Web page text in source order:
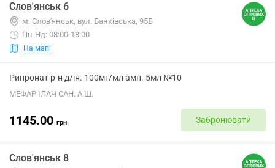
Слов'янськ 6
м. Слов'янськ, вул. Банківська, 95Б
Пн-Нд: 08:00-18:00
На мапі
Рипронат р-н д/ін. 100мг/мл амп. 5мл №10
МЕФАР ІЛАЧ САН. А.Ш.
1145.00 грн Забронювати
Слов'янськ 8